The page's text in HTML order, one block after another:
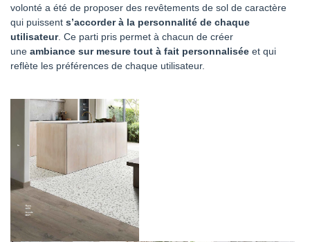
volonté a été de proposer des revêtements de sol de caractère
qui puissent s’accorder à la personnalité de chaque
utilisateur. Ce parti pris permet à chacun de créer
une ambiance sur mesure tout à fait personnalisée et qui
reflète les préférences de chaque utilisateur.